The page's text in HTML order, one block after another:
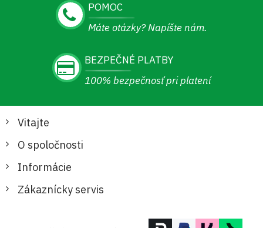
POMOC
Máte otázky? Napíšte nám.
BEZPEČNÉ PLATBY
100% bezpečnosť pri platení
Vitajte
O spoločnosti
Informácie
Zákaznícky servis